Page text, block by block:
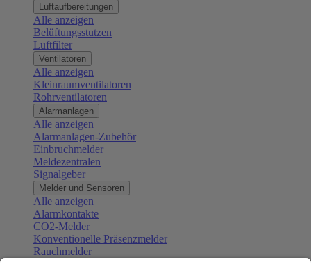
Luftaufbereitungen
Alle anzeigen
Belüftungsstutzen
Luftfilter
Ventilatoren
Alle anzeigen
Kleinraumventilatoren
Rohrventilatoren
Alarmanlagen
Alle anzeigen
Alarmanlagen-Zubehör
Einbruchmelder
Meldezentralen
Signalgeber
Melder und Sensoren
Alle anzeigen
Alarmkontakte
CO2-Melder
Konventionelle Präsenzmelder
Rauchmelder